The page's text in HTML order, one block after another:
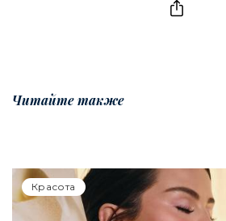
Читайте также
Красота